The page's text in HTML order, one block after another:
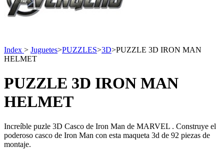
Index > Juguetes>PUZZLES>3D>PUZZLE 3D IRON MAN
HELMET
PUZZLE 3D IRON MAN
HELMET
Increíble puzle 3D Casco de Iron Man de MARVEL . Construye el
poderoso casco de Iron Man con esta maqueta 3d de 92 piezas de
montaje.